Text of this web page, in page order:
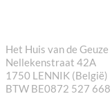
Het Huis van de Geuze
Nellekenstraat 42A
1750 LENNIK (België)
BTW BE0872 527 668